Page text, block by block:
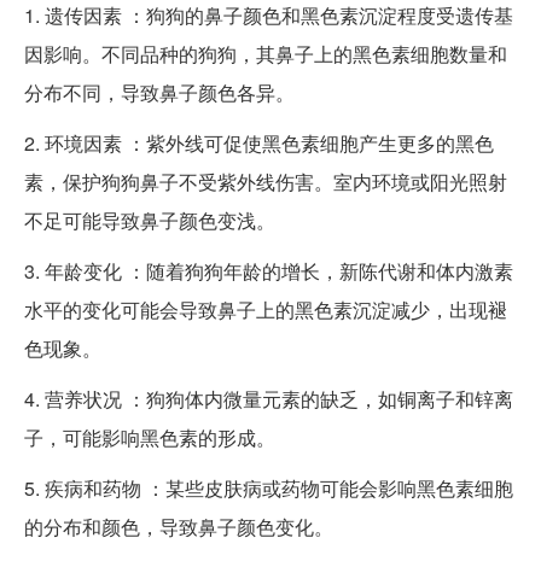
1. 遗传因素 ：狗狗的鼻子颜色和黑色素沉淀程度受遗传基
因影响。不同品种的狗狗，其鼻子上的黑色素细胞数量和
分布不同，导致鼻子颜色各异。
2. 环境因素 ：紫外线可促使黑色素细胞产生更多的黑色
素，保护狗狗鼻子不受紫外线伤害。室内环境或阳光照射
不足可能导致鼻子颜色变浅。
3. 年龄变化 ：随着狗狗年龄的增长，新陈代谢和体内激素
水平的变化可能会导致鼻子上的黑色素沉淀减少，出现褪
色现象。
4. 营养状况 ：狗狗体内微量元素的缺乏，如铜离子和锌离
子，可能影响黑色素的形成。
5. 疾病和药物 ：某些皮肤病或药物可能会影响黑色素细胞
的分布和颜色，导致鼻子颜色变化。